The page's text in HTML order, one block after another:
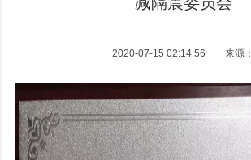
2020-07-15 02:14:56 来源：